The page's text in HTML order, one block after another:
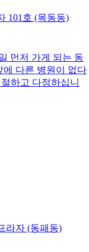
101호 (목동동)
먼저 가게 되는 동
에 다른 병원이 없다
하고 다정하십니
라자 (동패동)